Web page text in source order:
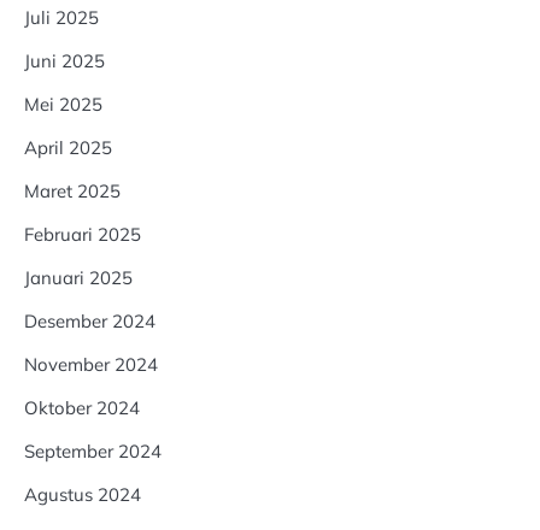
Juli 2025
Juni 2025
Mei 2025
April 2025
Maret 2025
Februari 2025
Januari 2025
Desember 2024
November 2024
Oktober 2024
September 2024
Agustus 2024